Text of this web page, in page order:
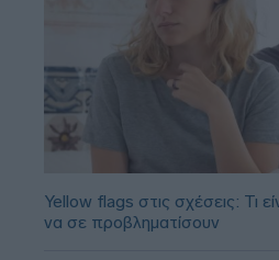
Yellow flags στις σχέσεις: Τι
να σε προβληματίσουν